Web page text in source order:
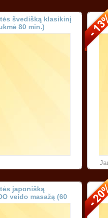
švedišką klasikinį
80 min.)
japonišką
veido masažą (60